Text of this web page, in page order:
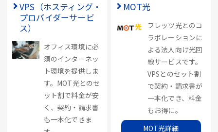
VPS（ホスティング・
プロバイダーサービ
ス）
オフィス環境に必
須のインターネッ
ト環境を提供しま
す。MOT光とのセ
ット割で料金が安
く、契約・請求書
も一本化できま
MOT光
フレッツ光とのコ
ラボレーションに
よる法人向け光回
線サービスです。
VPSとのセット割
で契約・請求書が
一本化でき、料金
もお得に。
MOT光詳細